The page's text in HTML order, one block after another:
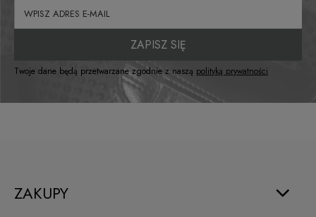
ZAPISZ SIĘ
Twoje dane będą przetwarzane zgodnie z naszą polityką prywatności
ZAKUPY